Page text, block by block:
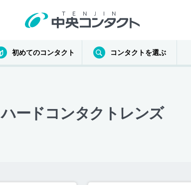
初めてのコンタクト コンタクトを選ぶ
ハードコンタクトレンズ